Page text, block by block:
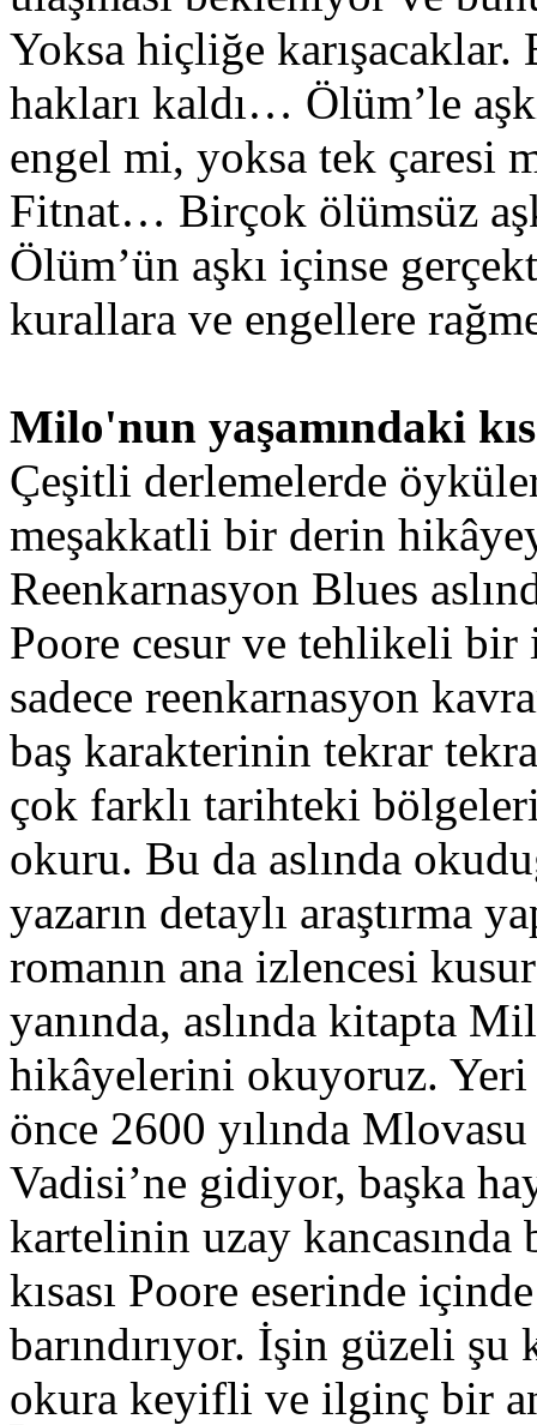
Yoksa hiçliğe
hakları kaldı… Ölüm’le
engel mi, yoksa tek çaresi
Fitnat… Birçok ölümsüz
Ölüm’ün aşkı içinse
kurallara ve engellere
Milo'nun yaşamındaki
Çeşitli derlemelerde
meşakkatli bir derin
Reenkarnasyon Blues
Poore cesur ve tehlikeli bir
sadece reenkarnasyon
baş karakterinin tekrar
çok farklı tarihteki
okuru. Bu da aslında
yazarın detaylı araştırma
romanın ana izlencesi
yanında, aslında kitapta
hikâyelerini okuyoruz.
önce 2600 yılında
Vadisi’ne gidiyor, başka
kartelinin uzay kancasında
kısası Poore eserinde
barındırıyor. İşin güzeli
okura keyifli ve ilginç bir